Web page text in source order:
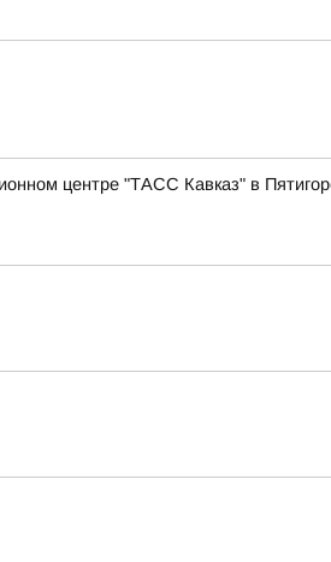
центре "ТАСС Кавказ" в